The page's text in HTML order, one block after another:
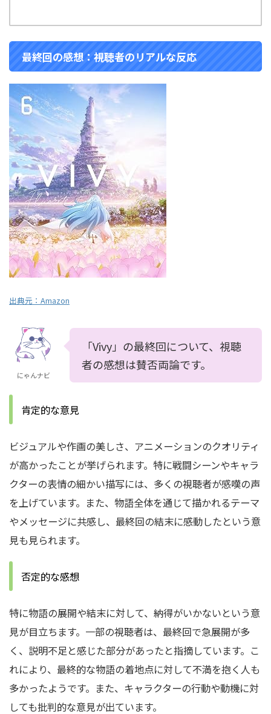
最終回の感想：視聴者のリアルな反応
出典元： Amazon
にゃんナビ
「Vivy」の最終回について、視聴
者の感想は賛否両論です。
肯定的な意見
ビジュアルや作画の美しさ、アニメーションのクオリティ
が高かったことが挙げられます。特に戦闘シーンやキャラ
クターの表情の細かい描写には、多くの視聴者が感嘆の声
を上げています。また、物語全体を通じて描かれるテーマ
やメッセージに共感し、最終回の結末に感動したという意
見も見られます。
否定的な感想
特に物語の展開や結末に対して、納得がいかないという意
見が目立ちます。一部の視聴者は、最終回で急展開が多
く、説明不足と感じた部分があったと指摘しています。こ
れにより、最終的な物語の着地点に対して不満を抱く人も
多かったようです。また、キャラクターの行動や動機に対
しても批判的な意見が出ています。